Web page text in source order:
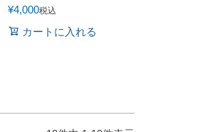
¥4,000税込
カートに入れる